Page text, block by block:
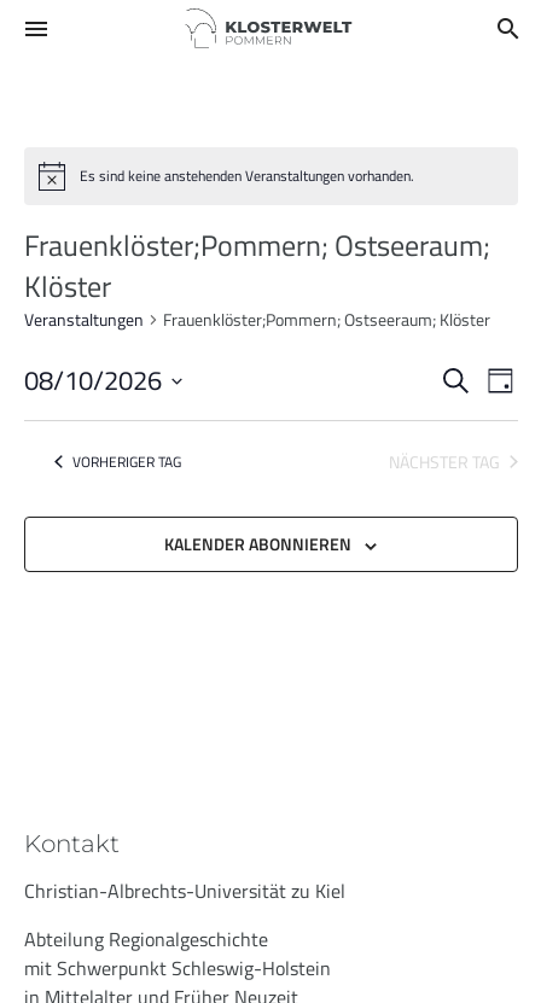
menu search
Es sind keine anstehenden Veranstaltungen vorhanden.
Frauenklöster;Pommern; Ostseeraum;
Klöster
Veranstaltungen Frauenklöster;Pommern; Ostseeraum; Klöster
SUCHETAG
08/10/2026
wählen.
VORHERIGER TAG NÄCHSTER TAG
KALENDER ABONNIEREN
Kontakt
Christian-Albrechts-Universität zu Kiel
Abteilung Regionalgeschichte
mit Schwerpunkt Schleswig-Holstein